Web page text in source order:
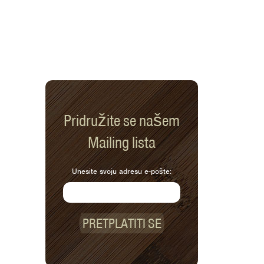
Pridružite se našem
Mailing lista
Unesite svoju adresu e-pošte:
PRETPLATITI SE